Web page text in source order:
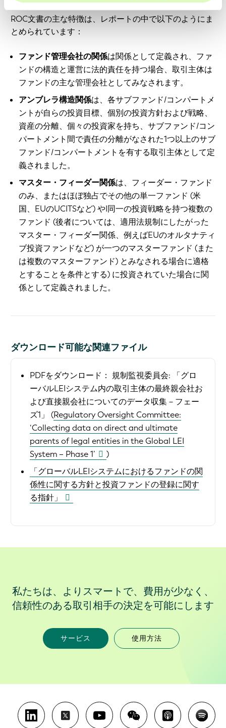
ROC文書の主な特徴は、レポートの中で以下のようにま
とめられています：
ファンド管理会社の関係は関係として定義され、ファ
ンドの構造と運営に法的責任を持つ場合、取引主体は
ファンドの主な管理会社としてみなされます。
アンブレラ構造関係は、各サブファンド/コンパートメ
ントが自らの投資目標、個別の投資方針および戦略、
資産の分離、個々の投資家を持ち、サブファンド/コン
パートメント間で責任の分離がなされた1つ以上のサブ
ファンド/コンパートメントを有する取引主体として定
義されました。
マスター・フィーダー関係は、フィーダー・ファンド
のみ、またはほぼ独占でその他の単一ファンド (米
国、EUのUCITSなど) やI同一の投資戦略を持つ複数の
ファンド (後者については、適用法規制にしたがった
マスター・フィーダー関係、例えばEUのオルタナティ
ブ投資ファンドなど) が一つのマスターファンド (また
は複数のマスターファンド) とみなされる場合に適格
とすることを条件とする) に投資されていた場合に関
係として定義されました。
ダウンロード可能な関連ファイル
PDFをダウンロード： 規制監視委員会: 「グロ
ーバルLEIシステム内の取引主体の最終親会社お
よび直接親会社についてのデータ収集－フェー
ズ1」 (Regulatory Oversight Committee:
‘Collecting data on direct and ultimate
parents of legal entities in the Global LEI
System – Phase 1’
)
「グローバルLEIシステムにおけるファンドの関
係性に関する方針と投資ファンドの登録に関す
る指針」
私たちは、よりスマートで、費用が少なく、
信頼性のある取引相手の決定を可能にします
サービス 使用方法